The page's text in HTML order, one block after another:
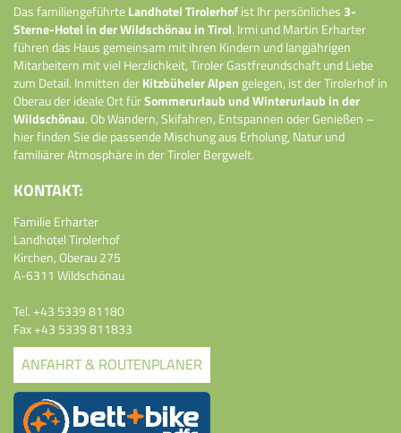
Das familiengeführteLandhotel Tirolerhofist Ihr persönliches 3-
Sterne-Hotel in der Wildschönau in Tirol. Irmi und Martin Erharter
führen das Haus gemeinsam mit ihren Kindern und langjährigen
Mitarbeitern mit viel Herzlichkeit, Tiroler Gastfreundschaft und Liebe
zum Detail. Inmitten derKitzbüheler Alpengelegen, ist der Tirolerhof in
Oberau der ideale Ort fürSommerurlaub und Winterurlaub in der
Wildschönau. Ob Wandern, Skifahren, Entspannen oder Genießen –
hier finden Sie die passende Mischung aus Erholung, Natur und
familiärer Atmosphäre in der Tiroler Bergwelt.
KONTAKT:
Familie Erharter
Landhotel Tirolerhof
Kirchen, Oberau 275
A-6311 Wildschönau
Tel.+43 5339 81180
Fax +43 5339 811833
ANFAHRT & ROUTENPLANER